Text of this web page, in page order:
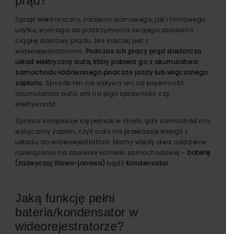
Sprzęt elektroniczny, zarówno domowego, jak i firmowego
użytku, wymaga do podtrzymania swojego działania
ciągłej dostawy prądu. Nie inaczej jest z
wideorejestratorami. Podczas ich pracy prąd dostarcza
układ elektryczny auta, który pobiera go z akumulatora
samochodu ładowanego podczas jazdy lub włączonego
zapłonu. Sposób ten nie wpływa ani na pojemność
akumulatora auta, ani na jego sprawność czy
efektywność.
Sprawa komplikuje się jednak w chwili, gdy samochód ma
wyłączony zapłon, czyli auto nie przekazuje energii z
układu do wideorejestratora. Mamy wtedy dwa oddzielne
rozwiązania na zasilenie kamerki samochodowej – baterię
(zazwyczaj litowo-jonowa) bądź kondensator.
Jaką funkcję pełni
bateria/kondensator w
wideorejestratorze?